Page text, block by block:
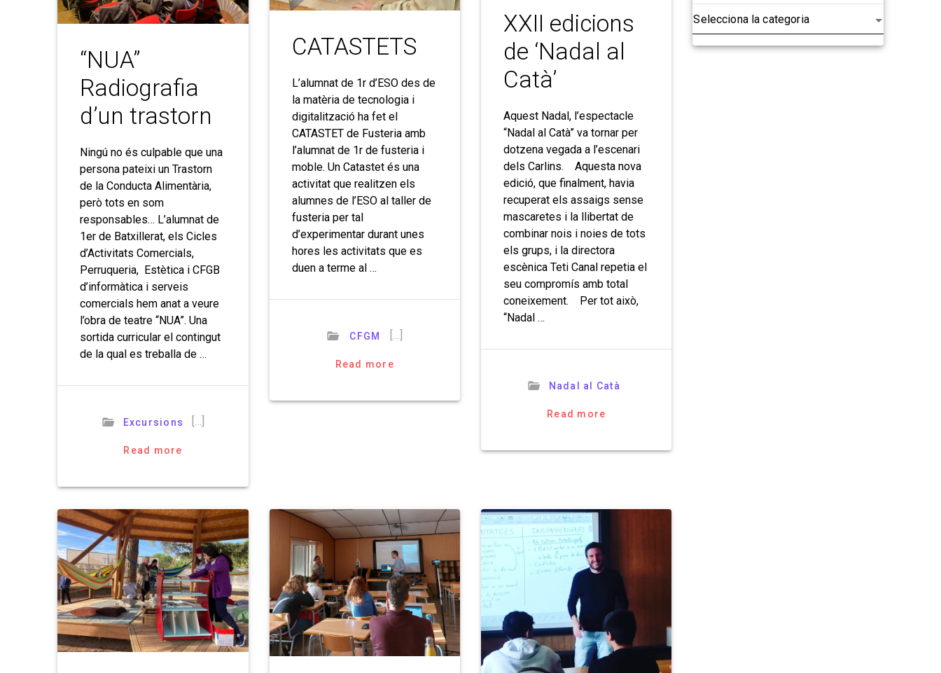
“NUA”
Radiografia
d’un trastorn
Ningú no és culpable que una
persona pateixi un Trastorn
de la Conducta Alimentària,
però tots en som
responsables… L’alumnat de
1er de Batxillerat, els Cicles
d’Activitats Comercials,
Perruqueria, Estètica i CFGB
d’informàtica i serveis
comercials hem anat a veure
l’obra de teatre “NUA”. Una
sortida curricular el contingut
de la qual es treballa de …
Excursions
Read more
CATASTETS
L’alumnat de 1r d’ESO des de
la matèria de tecnologia i
digitalització ha fet el
CATASTET de Fusteria amb
l’alumnat de 1r de fusteria i
moble. Un Catastet és una
activitat que realitzen els
alumnes de l’ESO al taller de
fusteria per tal
d’experimentar durant unes
hores les activitats que es
duen a terme al …
CFGM […]
Read more
XXII edicions
de ‘Nadal al
Catà’
Aquest Nadal, l’espectacle
“Nadal al Catà” va tornar per
dotzena vegada a l’escenari
dels Carlins. Aquesta nova
edició, que finalment, havia
recuperat els assaigs sense
mascaretes i la llibertat de
combinar nois i noies de tots
els grups, i la directora
escènica Teti Canal repetia el
seu compromís amb total
coneixement. Per tot això,
“Nadal …
Nadal al Catà
Read more